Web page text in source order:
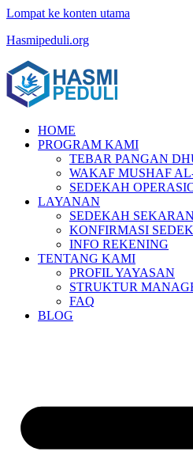
Lompat ke konten utama
Hasmipeduli.org
HOME
PROGRAM KAMI
TEBAR PANGAN
WAKAF MUSHAF
SEDEKAH
LAYANAN
SEDEKAH
KONFIRMASI
INFO REKENING
TENTANG KAMI
PROFIL YAYASAN
STRUKTUR
FAQ
BLOG